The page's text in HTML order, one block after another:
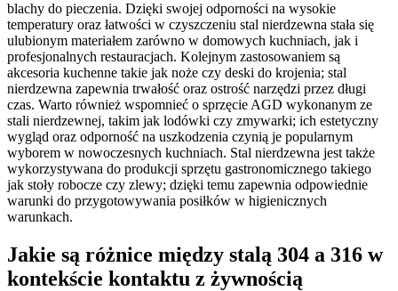
blachy do pieczenia. Dzięki swojej odporności na wysokie
temperatury oraz łatwości w czyszczeniu stal nierdzewna stała się
ulubionym materiałem zarówno w domowych kuchniach, jak i
profesjonalnych restauracjach. Kolejnym zastosowaniem są
akcesoria kuchenne takie jak noże czy deski do krojenia; stal
nierdzewna zapewnia trwałość oraz ostrość narzędzi przez długi
czas. Warto również wspomnieć o sprzęcie AGD wykonanym ze
stali nierdzewnej, takim jak lodówki czy zmywarki; ich estetyczny
wygląd oraz odporność na uszkodzenia czynią je popularnym
wyborem w nowoczesnych kuchniach. Stal nierdzewna jest także
wykorzystywana do produkcji sprzętu gastronomicznego takiego
jak stoły robocze czy zlewy; dzięki temu zapewnia odpowiednie
warunki do przygotowywania posiłków w higienicznych
warunkach.
Jakie są różnice między stalą 304 a 316 w
kontekście kontaktu z żywnością